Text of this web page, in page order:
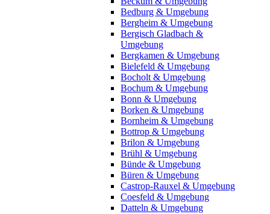
Bedburg & Umgebung
Bergheim & Umgebung
Bergisch Gladbach &
Umgebung
Bergkamen & Umgebung
Bielefeld & Umgebung
Bocholt & Umgebung
Bochum & Umgebung
Bonn & Umgebung
Borken & Umgebung
Bornheim & Umgebung
Bottrop & Umgebung
Brilon & Umgebung
Brühl & Umgebung
Bünde & Umgebung
Büren & Umgebung
Castrop-Rauxel & Umgebung
Coesfeld & Umgebung
Datteln & Umgebung